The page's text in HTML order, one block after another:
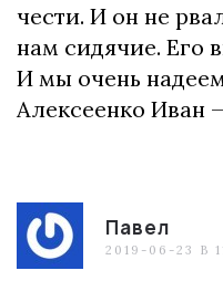
чести. И он не
нам сидячие. Его
И мы очень
Алексеенко Иван
Павел
2019-06-23 В